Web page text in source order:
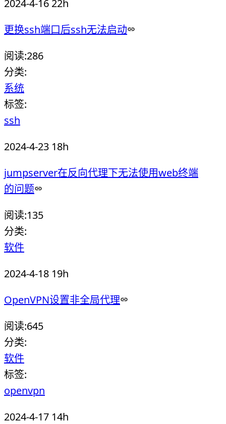
2024-4-16 22h
更换ssh端口后ssh无法启动
阅读:286
分类:
系统
标签:
ssh
2024-4-23 18h
jumpserver在反向代理下无法使用web终端
的问题
阅读:135
分类:
软件
2024-4-18 19h
OpenVPN设置非全局代理
阅读:645
分类:
软件
标签:
openvpn
2024-4-17 14h